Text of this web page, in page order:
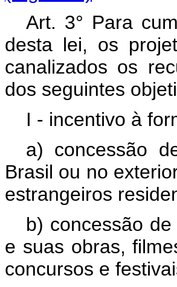
Art. 3° Para
desta lei, os
canalizados os
dos seguintes
I - incentivo à
a) concessão
Brasil ou no
estrangeiros
b) concessão
e suas obras,
concursos e